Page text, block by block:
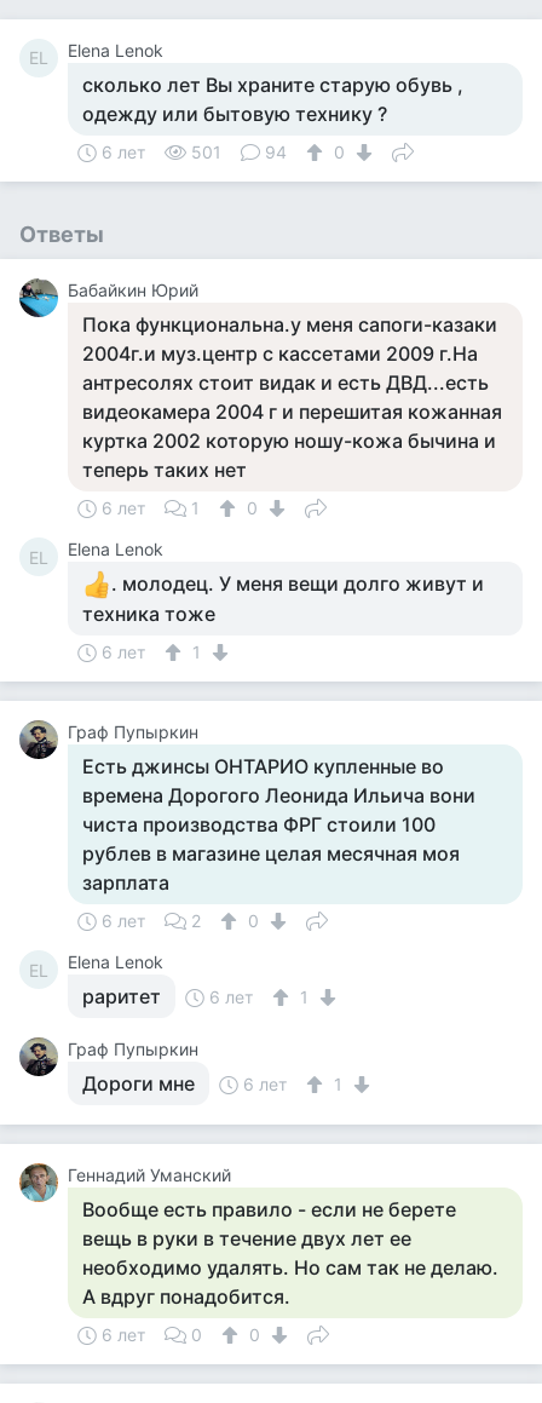
EL Elena Lenok
сколько лет Вы храните старую обувь ,
одежду или бытовую технику ?
6 лет 501 94 0
Ответы
Бабайкин Юрий
Пока функциональна.у меня сапоги-казаки
2004г.и муз.центр с кассетами 2009 г.На
антресолях стоит видак и есть ДВД...есть
видеокамера 2004 г и перешитая кожанная
куртка 2002 которую ношу-кожа бычина и
теперь таких нет
6 лет 1 0
EL Elena Lenok
. молодец. У меня вещи долго живут и
техника тоже
6 лет 1
Граф Пупыркин
Есть джинсы ОНТАРИО купленные во
времена Дорогого Леонида Ильича вони
чиста производства ФРГ стоили 100
рублев в магазине целая месячная моя
зарплата
6 лет 2 0
EL Elena Lenok
раритет 6 лет 1
Граф Пупыркин
Дороги мне 6 лет 1
Геннадий Уманский
Вообще есть правило - если не берете
вещь в руки в течение двух лет ее
необходимо удалять. Но сам так не делаю.
А вдруг понадобится.
6 лет 0 0